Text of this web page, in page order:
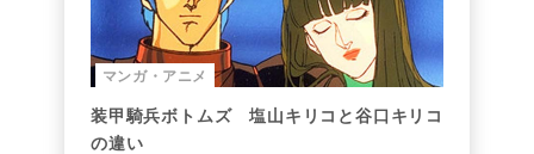
マンガ・アニメ
装甲騎兵ボトムズ 塩山キリコと谷口キリコ
の違い